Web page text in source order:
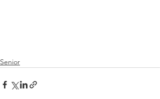
Senior